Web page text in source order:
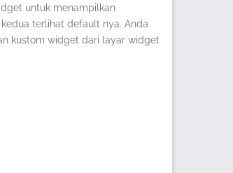
untuk menampilkan
terlihat default nya. Anda
kustom widget dari layar widget